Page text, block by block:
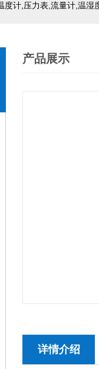
产品展示
详情介绍